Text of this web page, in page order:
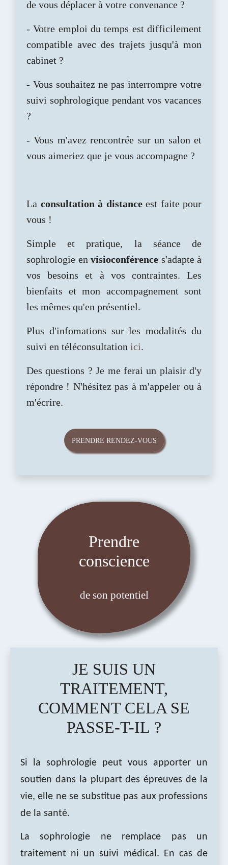
de vous déplacer à votre convenance ?
- Votre emploi du temps est difficilement
compatible avec des trajets jusqu'à mon
cabinet ?
- Vous souhaitez ne pas interrompre votre
suivi sophrologique pendant vos vacances
?
- Vous m'avez rencontrée sur un salon et
vous aimeriez que je vous accompagne ?
La consultation à distanceest faite pour
vous !
Simple et pratique, la séance de
sophrologie en visioconférence s'adapte à
vos besoins et à vos contraintes. Les
bienfaits et mon accompagnement sont
les mêmes qu'en présentiel.
Plus d'infomations sur les modalités du
suivi en téléconsultation ici.
Des questions ? Je me ferai un plaisir d'y
répondre ! N'hésitez pas à m'appeler ou à
m'écrire.
PRENDRE RENDEZ-VOUS
Prendre
conscience
de son potentiel
JE SUIS UN
TRAITEMENT,
COMMENT CELA SE
PASSE-T-IL ?
Si la sophrologie peut vous apporter un
soutien dans la plupart des épreuves de la
vie, elle ne se substitue pas aux professions
de la santé.
La sophrologie ne remplace pas un
traitement ni un suivi médical. En cas de